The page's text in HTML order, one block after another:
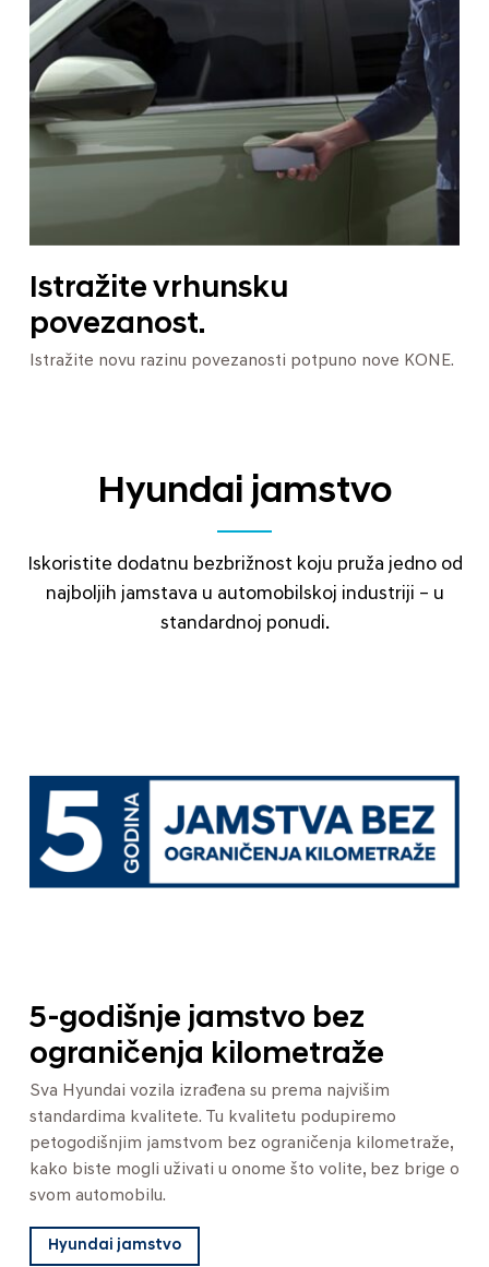
Istražite vrhunsku
povezanost.
Istražite novu razinu povezanosti potpuno nove KONE.
Hyundai jamstvo
Iskoristite dodatnu bezbrižnost koju pruža jedno od
najboljih jamstava u automobilskoj industriji – u
standardnoj ponudi.
5-godišnje jamstvo bez
ograničenja kilometraže
Sva Hyundai vozila izrađena su prema najvišim
standardima kvalitete. Tu kvalitetu podupiremo
petogodišnjim jamstvom bez ograničenja kilometraže,
kako biste mogli uživati u onome što volite, bez brige o
svom automobilu.
Hyundai jamstvo